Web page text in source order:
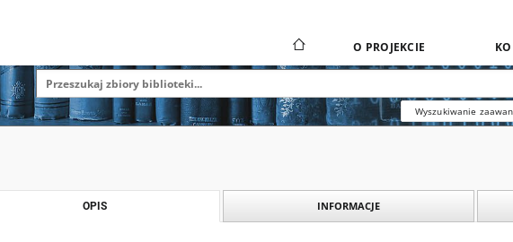
O PROJEKCIE
Wyszukiwanie
OPIS INFORMACJE